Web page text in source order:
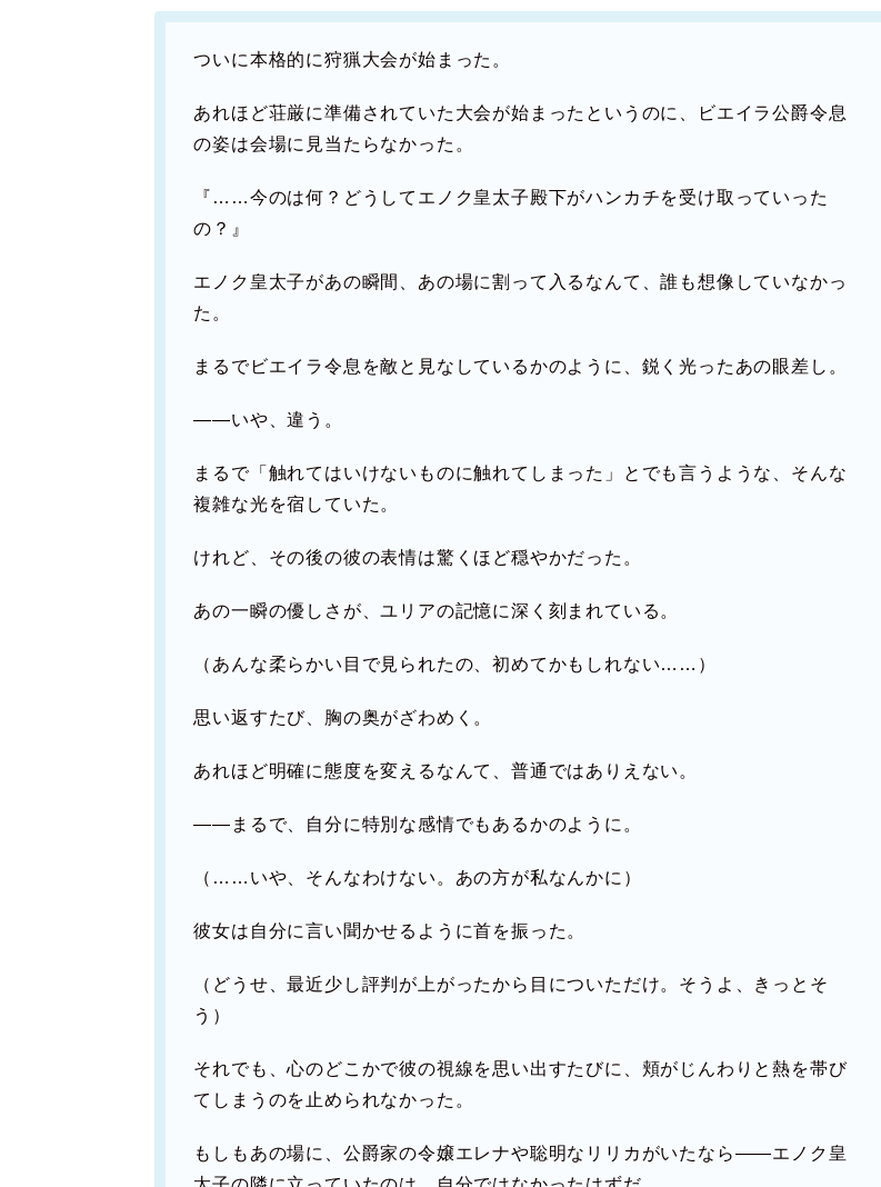
ついに本格的に狩猟大会が始まった。
あれほど荘厳に準備されていた大会が始まったというのに、ビエイラ公爵令息
の姿は会場に見当たらなかった。
『……今のは何？どうしてエノク皇太子殿下がハンカチを受け取っていった
の？』
エノク皇太子があの瞬間、あの場に割って入るなんて、誰も想像していなかっ
た。
まるでビエイラ令息を敵と見なしているかのように、鋭く光ったあの眼差し。
――いや、違う。
まるで「触れてはいけないものに触れてしまった」とでも言うような、そんな
複雑な光を宿していた。
けれど、その後の彼の表情は驚くほど穏やかだった。
あの一瞬の優しさが、ユリアの記憶に深く刻まれている。
（あんな柔らかい目で見られたの、初めてかもしれない……）
思い返すたび、胸の奥がざわめく。
あれほど明確に態度を変えるなんて、普通ではありえない。
――まるで、自分に特別な感情でもあるかのように。
（……いや、そんなわけない。あの方が私なんかに）
彼女は自分に言い聞かせるように首を振った。
（どうせ、最近少し評判が上がったから目についただけ。そうよ、きっとそ
う）
それでも、心のどこかで彼の視線を思い出すたびに、頬がじんわりと熱を帯び
てしまうのを止められなかった。
もしもあの場に、公爵家の令嬢エレナや聡明なリリカがいたなら――エノク皇